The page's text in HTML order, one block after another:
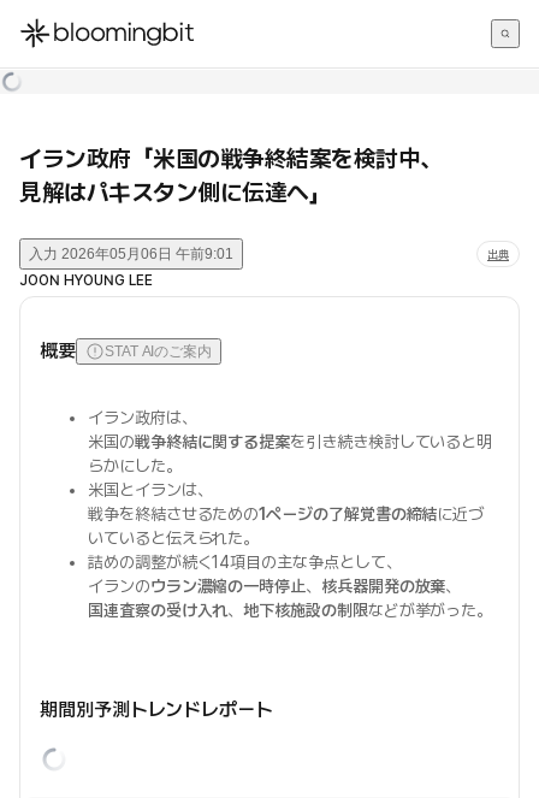
한국어
イラン政府「米国の戦争終結案を検討中、
見解はパキスタン側に伝達へ」
入力 2026年05月06日 午前9:01 出典
JOON HYOUNG LEE
概要 STAT AIのご案内
イラン政府は、
米国の戦争終結に関する提案を引き続き検討していると明
らかにした。
米国とイランは、
戦争を終結させるための1ページの了解覚書の締結に近づ
いていると伝えられた。
詰めの調整が続く14項目の主な争点として、
イランのウラン濃縮の一時停止、 核兵器開発の放棄、
国連査察の受け入れ、地下核施設の制限などが挙がった。
期間別予測トレンドレポート